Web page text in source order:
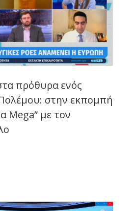
πρόθυρα ενός
στην εκπομπή
Mega” με τον